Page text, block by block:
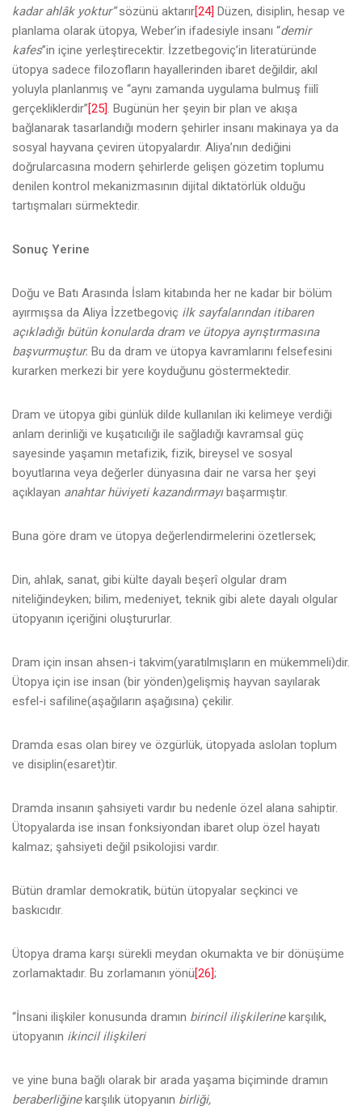
kadar ahlâk yoktur”sözünü aktarır[24] Düzen, disiplin, hesap ve
planlama olarak ütopya, Weber’in ifadesiyle insanı “demir
kafes”in içine yerleştirecektir. İzzetbegoviç’in literatüründe
ütopya sadece filozofların hayallerinden ibaret değildir, akıl
yoluyla planlanmış ve “aynı zamanda uygulama bulmuş fiilî
gerçekliklerdir”[25] . Bugünün her şeyin bir plan ve akışa
bağlanarak tasarlandığı modern şehirler insanı makinaya ya da
sosyal hayvana çeviren ütopyalardır. Aliya’nın dediğini
doğrularcasına modern şehirlerde gelişen gözetim toplumu
denilen kontrol mekanizmasının dijital diktatörlük olduğu
tartışmaları sürmektedir.
Sonuç Yerine
Doğu ve Batı Arasında İslam kitabında her ne kadar bir bölüm
ayırmışsa da Aliya İzzetbegoviç ilk sayfalarından itibaren
açıkladığı bütün konularda dram ve ütopya ayrıştırmasına
başvurmuştur. Bu da dram ve ütopya kavramlarını felsefesini
kurarken merkezi bir yere koyduğunu göstermektedir.
Dram ve ütopya gibi günlük dilde kullanılan iki kelimeye verdiği
anlam derinliği ve kuşatıcılığı ile sağladığı kavramsal güç
sayesinde yaşamın metafizik, fizik, bireysel ve sosyal
boyutlarına veya değerler dünyasına dair ne varsa her şeyi
açıklayan anahtar hüviyeti kazandırmayıbaşarmıştır.
Buna göre dram ve ütopya değerlendirmelerini özetlersek;
Din, ahlak, sanat, gibi külte dayalı beşerî olgular dram
niteliğindeyken; bilim, medeniyet, teknik gibi alete dayalı olgular
ütopyanın içeriğini oluştururlar.
Dram için insan ahsen-i takvim(yaratılmışların en mükemmeli)dir.
Ütopya için ise insan (bir yönden)gelişmiş hayvan sayılarak
esfel-i safiline(aşağıların aşağısına) çekilir.
Dramda esas olan birey ve özgürlük, ütopyada aslolan toplum
ve disiplin(esaret)tir.
Dramda insanın şahsiyeti vardır bu nedenle özel alana sahiptir.
Ütopyalarda ise insan fonksiyondan ibaret olup özel hayatı
kalmaz; şahsiyeti değil psikolojisi vardır.
Bütün dramlar demokratik, bütün ütopyalar seçkinci ve
baskıcıdır.
Ütopya drama karşı sürekli meydan okumakta ve bir dönüşüme
zorlamaktadır. Bu zorlamanın yönü[26];
“İnsani ilişkiler konusunda dramın birincil ilişkilerinekarşılık,
ütopyanın ikincil ilişkileri
ve yine buna bağlı olarak bir arada yaşama biçiminde dramın
beraberliğinekarşılık ütopyanın birliği,